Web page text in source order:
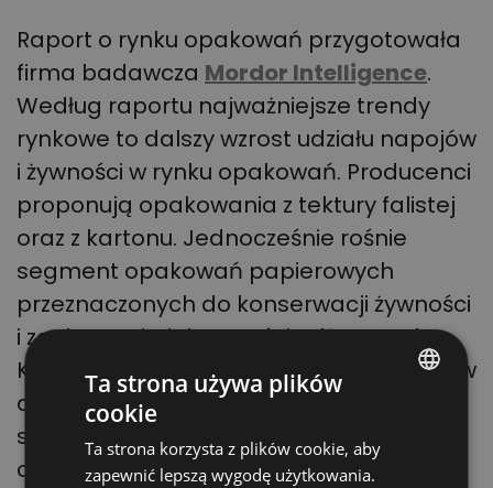
Raport o rynku opakowań przygotowała
firma badawcza Mordor Intelligence.
Według raportu najważniejsze trendy
rynkowe to dalszy wzrost udziału napojów
i żywności w rynku opakowań. Producenci
proponują opakowania z tektury falistej
oraz z kartonu. Jednocześnie rośnie
segment opakowań papierowych
przeznaczonych do konserwacji żywności
i zachowania jej wartości odżywczych.
Korzystają z nich m.in. właściciele sklepów
detalicznych w związku ze wzrostem
sprzedaży artykułów mrożonych i
chłodniczych.
ENGLISH
Ta strona używa plików
cookie
Ta strona korzysta z plików cookie, aby
zapewnić lepszą wygodę użytkowania.